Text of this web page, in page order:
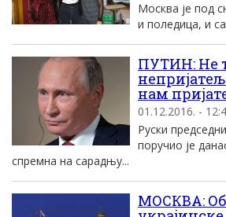
Москва је под
и поледица, и
ПУТИН: Не
нам
01.12.2016. -
Руски
поручио је
спремна на сарадњу...
МОСКВА: